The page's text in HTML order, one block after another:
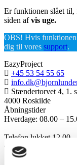
Er funktionen slået
siden afvis uge.
OBS! Hvis funktionen
dig til vores support.
EazyProject
+45 53 54 55 65
Stændertorvet 4, 1.
4000 Roskilde
Åbningstider
Hverdage: 08.00 –
Telefon lukket 12.00
© 2024 EazyProject -